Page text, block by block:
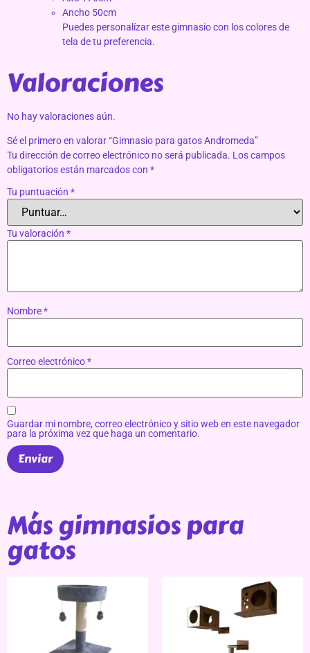
Ancho 50cm
Puedes personalízar este gimnasio con los colores de
tela de tu preferencia.
Valoraciones
No hay valoraciones aún.
Sé el primero en valorar “Gimnasio para gatos Andromeda”
Tu dirección de correo electrónico no será publicada. Los campos
obligatorios están marcados con *
Tu puntuación *
Tu valoración *
Nombre*
Correo electrónico*
Guardar mi nombre, correo electrónico y sitio web en este navegador
para la próxima vez que haga un comentario.
Más gimnasios para
gatos